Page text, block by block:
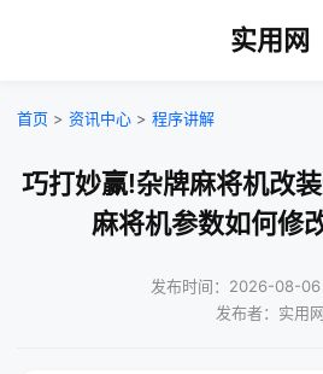
实用网
首页 > 资讯中心 > 程序讲解
巧打妙赢!杂牌麻将机改
麻将机参数如何修
发布时间：2026-08-06
发布者：实用网